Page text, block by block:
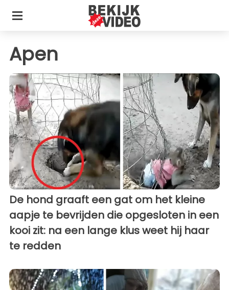
Apen
De hond graaft een gat om het kleine
aapje te bevrijden die opgesloten in een
kooi zit: na een lange klus weet hij haar
te redden